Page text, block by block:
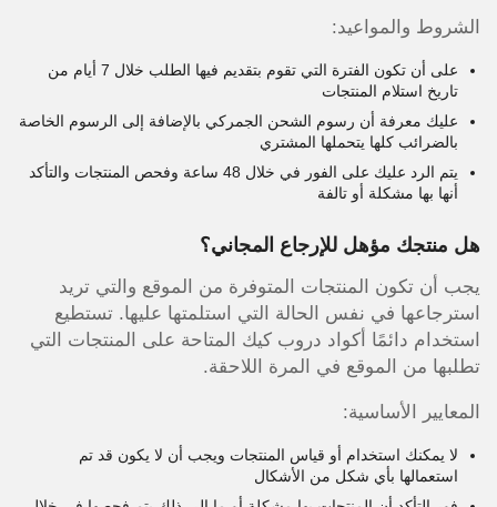
الشروط والمواعيد:
على أن تكون الفترة التي تقوم بتقديم فيها الطلب خلال 7 أيام من
تاريخ استلام المنتجات
عليك معرفة أن رسوم الشحن الجمركي بالإضافة إلى الرسوم الخاصة
بالضرائب كلها يتحملها المشتري
يتم الرد عليك على الفور في خلال 48 ساعة وفحص المنتجات والتأكد
أنها بها مشكلة أو تالفة
هل منتجك مؤهل للإرجاع المجاني؟
يجب أن تكون المنتجات المتوفرة من الموقع والتي تريد
استرجاعها في نفس الحالة التي استلمتها عليها. تستطيع
استخدام دائمًا أكواد دروب كيك المتاحة على المنتجات التي
تطلبها من الموقع في المرة اللاحقة.
المعايير الأساسية:
لا يمكنك استخدام أو قياس المنتجات ويجب أن لا يكون قد تم
استعمالها بأي شكل من الأشكال